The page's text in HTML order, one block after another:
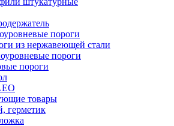
пороги
из нержавеющей стали
пороги
пороги
товары
герметик